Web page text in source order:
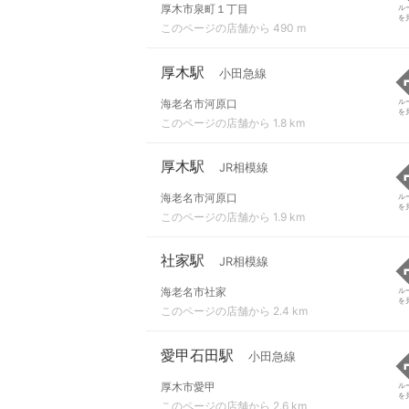
厚木市泉町１丁目
このページの店舗から 490 m
ル
を
厚木駅 小田急線
海老名市河原口
このページの店舗から 1.8 km
ル
を
厚木駅 JR相模線
海老名市河原口
このページの店舗から 1.9 km
ル
を
社家駅 JR相模線
海老名市社家
このページの店舗から 2.4 km
ル
を
愛甲石田駅 小田急線
厚木市愛甲
このページの店舗から 2.6 km
ル
を